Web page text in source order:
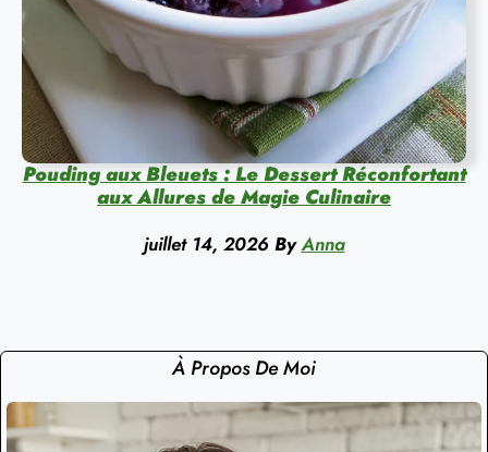
Pouding aux Bleuets : Le Dessert Réconfortant
aux Allures de Magie Culinaire
juillet 14, 2026 By Anna
À Propos De Moi